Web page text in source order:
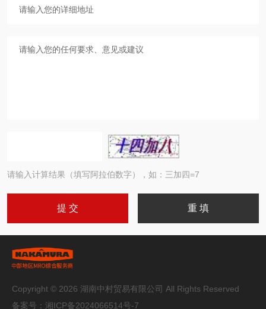
请输入计算结果（填写阿拉伯数字），如：三加四=7
Copyright © 2026 湖南中村贸易有限公司 All Rights Reserved
备案号： 湘ICP备2024066514号-7